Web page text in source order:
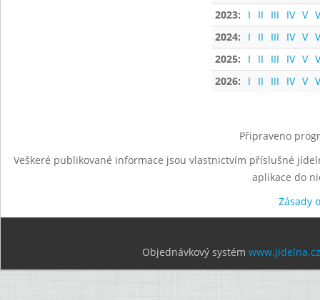
2023:
I II III IV V
2024:
I II III IV V
2025:
I II III IV V
2026:
I II III IV V
Připraveno
Veškeré publikované informace jsou vlastnictvím příslušné
aplikace do
Zásady
Objednávkový systém www.jidelna.cz